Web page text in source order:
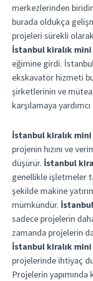
merkezlerinden
burada oldukça
projeleri sürekli
İstanbul kiralık
eğimine girdi.
ekskavatör hizmeti
şirketlerinin ve
karşılamaya
İstanbul kiralık
projenin hızını ve
düşürür. İstanbul
genellikle işletmeler
şekilde makine
mümkündür.
sadece projelerin daha
zamanda projelerin
İstanbul kiralık
projelerinde ihtiyaç
Projelerin